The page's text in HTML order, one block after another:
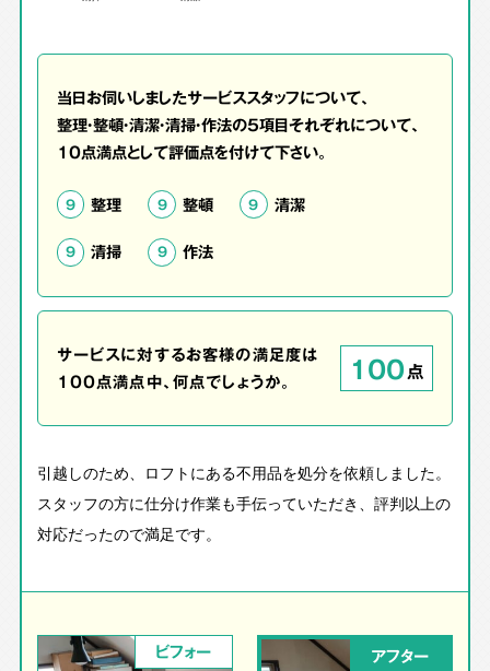
当日お伺いしましたサービススタッフについて、
整理・整頓・清潔・清掃・作法の5項目それぞれについて、
10点満点として評価点を付けて下さい。
9 整理 9 整頓 9 清潔
9 清掃 9 作法
サービスに対するお客様の満足度は
100点満点中、何点でしょうか。
100点
引越しのため、ロフトにある不用品を処分を依頼しました。
スタッフの方に仕分け作業も手伝っていただき、評判以上の
対応だったので満足です。
ビフォー アフター